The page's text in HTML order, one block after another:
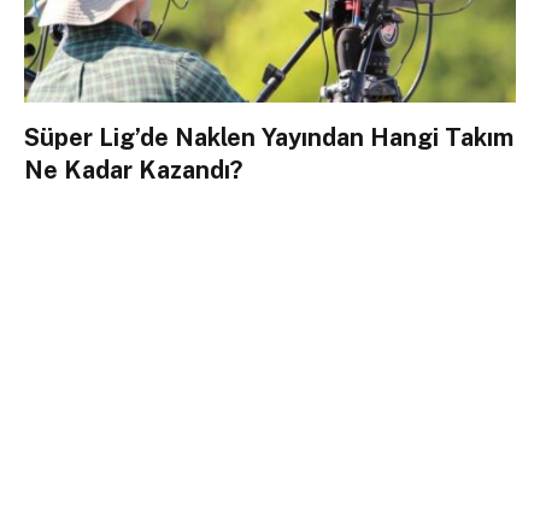
Süper Lig’de Naklen Yayından Hangi Takım
Ne Kadar Kazandı?